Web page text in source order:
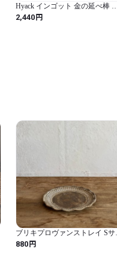
Hyack インゴット 金の延べ棒 栓
抜き マグネット ボトルオープナ
ー レプリカ Gold 文鎮 (2個)
2,440円
ブリキプロヴァンストレイ Sサ
ズ
880円